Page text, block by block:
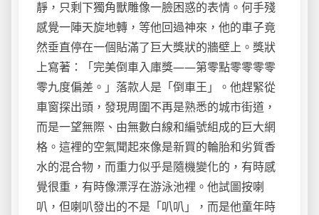
靜，只剩下獨角獸雕像一臉困惑的表情。何手殘
感覺一陣天旋地轉，等他回過神來，他的車子竟
然垂直停在一個貼滿了巨大獎狀的牆壁上。獎狀
上寫著：「完美倒車入庫獎——第零點零零零零
零九度偏差。」落款人是「倒車王」。他趕緊從
車窗探出頭，發現周圍不再是熟悉的城市街道，
而是一望無際、由無數白線和編號組成的巨大網
格。這裡的空氣聞起來像是新買的輪胎和劣質香
水的混合物，而重力似乎是隨機變化的，有時感
覺很重，有時像漂浮在游泳池裡。他試圖按喇
叭，但喇叭發出的不是「叭叭」，而是他童年時